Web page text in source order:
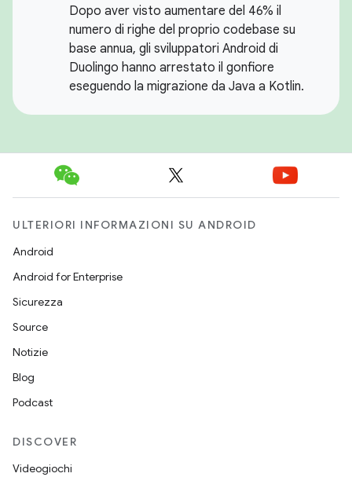
Dopo aver visto aumentare del 46% il
numero di righe del proprio codebase su
base annua, gli sviluppatori Android di
Duolingo hanno arrestato il gonfiore
eseguendo la migrazione da Java a Kotlin.
ULTERIORI INFORMAZIONI SU ANDROID
Android
Android for Enterprise
Sicurezza
Source
Notizie
Blog
Podcast
DISCOVER
Videogiochi